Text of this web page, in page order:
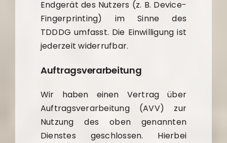
Endgerät des Nutzers (z. B. Device-
Fingerprinting) im Sinne des
TDDDG umfasst. Die Einwilligung ist
jederzeit widerrufbar.
Auftragsverarbeitung
Wir haben einen Vertrag über
Auftragsverarbeitung (AVV) zur
Nutzung des oben genannten
Dienstes geschlossen. Hierbei